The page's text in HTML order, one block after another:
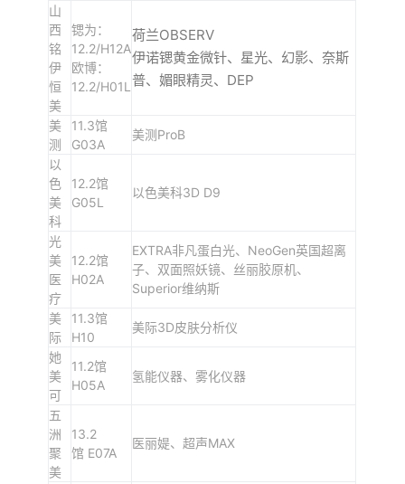
山
西
铭
伊
恒
美
锶为：
12.2/H12A
欧博：
12.2/H01L
荷兰OBSERV
伊诺锶黄金微针、星光、幻影、奈斯
普、媚眼精灵、DEP
美
测
11.3馆
G03A
美测ProB
以
色
美
科
12.2馆
G05L
以色美科3D D9
光
美
医
疗
12.2馆
H02A
EXTRA非凡蛋白光、NeoGen英国超离
子、双面照妖镜、丝丽胶原机、
Superior维纳斯
美
际
11.3馆
H10
美际3D皮肤分析仪
她
美
可
11.2馆
H05A
氢能仪器、雾化仪器
五
洲
聚
美
13.2
馆 E07A
医丽媞、超声MAX